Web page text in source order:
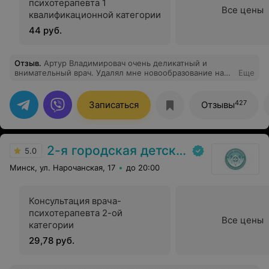
психотерапевта 1
квалификационной категории
44 руб.
Все цены
Отзыв. Артур Владимировач очень деликатный и
внимательный врач. Удалял мне новообразование на
операцию. Теперь у меня нет даже намёка на шрам.
Звонил, интересовался состоянием и сам сообщил о
результатах гистологии.
Еще
Записаться Отзывы427
5.0 2-я городская детская клиническая больница
Минск, ул. Нарочанская, 17 до 20:00
Консультация врача-
психотерапевта 2-ой
категории
29,78 руб.
Все цены